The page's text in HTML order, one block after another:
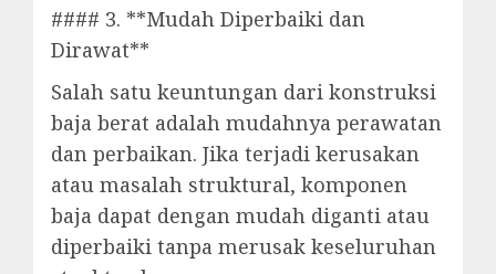
#### 3. **Mudah Diperbaiki dan
Dirawat**
Salah satu keuntungan dari konstruksi
baja berat adalah mudahnya perawatan
dan perbaikan. Jika terjadi kerusakan
atau masalah struktural, komponen
baja dapat dengan mudah diganti atau
diperbaiki tanpa merusak keseluruhan